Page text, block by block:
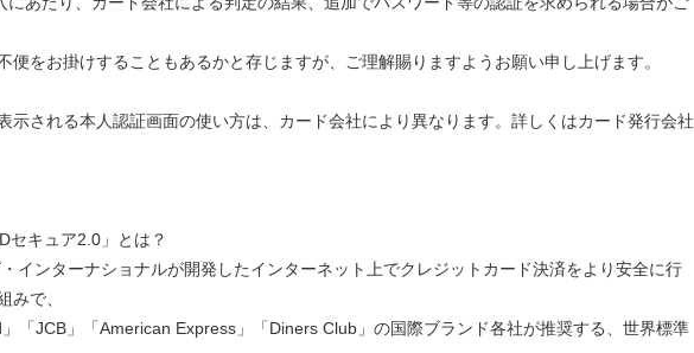
便をお掛けすることもあるかと存じますが、ご理解賜りますようお願い申し上げます。
示される本人認証画面の使い方は、カード会社により異なります。詳しくはカード発行会社
セキュア2.0」とは？
インターナショナルが開発したインターネット上でクレジットカード決済をより安全に行
みで、
」「JCB」「American Express」「Diners Club」の国際ブランド各社が推奨する、世界標準